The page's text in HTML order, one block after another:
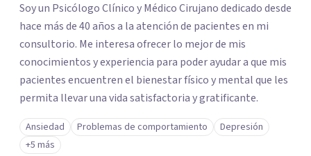
Soy un Psicólogo Clínico y Médico Cirujano dedicado desde
hace más de 40 años a la atención de pacientes en mi
consultorio. Me interesa ofrecer lo mejor de mis
conocimientos y experiencia para poder ayudar a que mis
pacientes encuentren el bienestar físico y mental que les
permita llevar una vida satisfactoria y gratificante.
Ansiedad Problemas de comportamiento
Depresión
+5 más